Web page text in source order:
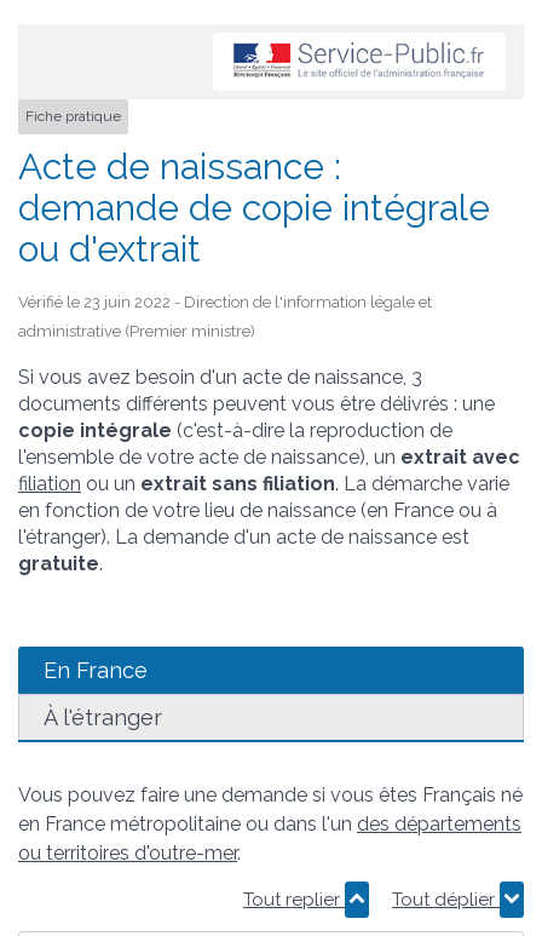
Fiche pratique
Acte de naissance :
demande de copie intégrale
ou d'extrait
Vérifié le 23 juin 2022 - Direction de l'information légale et
administrative (Premier ministre)
Si vous avez besoin d'un acte de naissance, 3
documents différents peuvent vous être délivrés : une
copie intégrale (c'est-à-dire la reproduction de
l'ensemble de votre acte de naissance), un extrait avec
filiation ou un extrait sans filiation. La démarche varie
en fonction de votre lieu de naissance (en France ou à
l'étranger). La demande d'un acte de naissance est
gratuite.
En France
À l'étranger
Vous pouvez faire une demande si vous êtes Français né
en France métropolitaine ou dans l'un des départements
ou territoires d'outre-mer.
Tout replier Tout déplier